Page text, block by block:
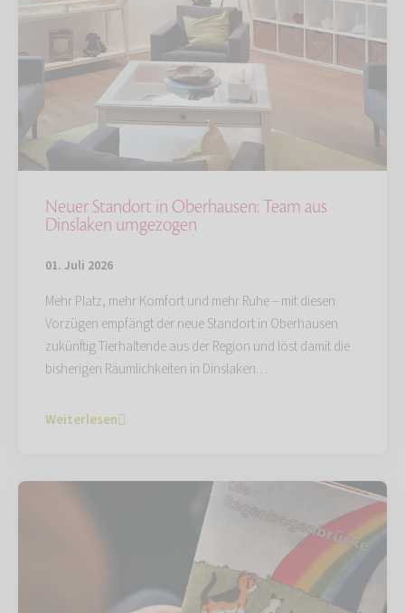
Neuer Standort in Oberhausen: Team aus
Dinslaken umgezogen
01. Juli 2026
Mehr Platz, mehr Komfort und mehr Ruhe – mit diesen
Vorzügen empfängt der neue Standort in Oberhausen
zukünftig Tierhaltende aus der Region und löst damit die
bisherigen Räumlichkeiten in Dinslaken…
Weiterlesen